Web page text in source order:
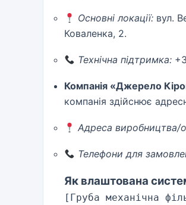
Основні локації: вул.
Коваленка, 2.
Технічна підтримка:
Компанія «Джерело
компанія здійснює
Адреса виробництва/
Телефони для
Як влаштована